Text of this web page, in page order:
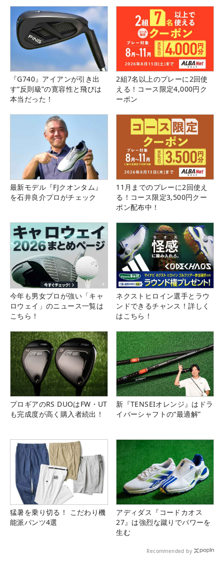
『G740』アイアンが引き出
す“反則級”の寛容性と飛びは
本当だった！
2組7名以上のプレーに2回使
える！コース限定4,000円ク
ーポン
最新モデル『FJクオンタム』
を石井良介プロがチェック
11月までのプレーに2回使え
る！コース限定3,500円クー
ポン配布中！
今年も男女プロが強い「キャ
ロウェイ」のニュース一覧は
こちら！
ネクストヒロイン選手とラウ
ンドできるチャンス！詳しく
はこちら！
プロギアのRS DUOはFW・UT
も完成度が高く購入者続出！
新『TENSEIオレンジ』はドラ
イバーシャフトの“最適解”
猛暑を乗り切る！ こだわり機
能派パンツ4選
アディダス『コードカオス
27』は強烈な蹴りでパワーを
生む
Recommended by